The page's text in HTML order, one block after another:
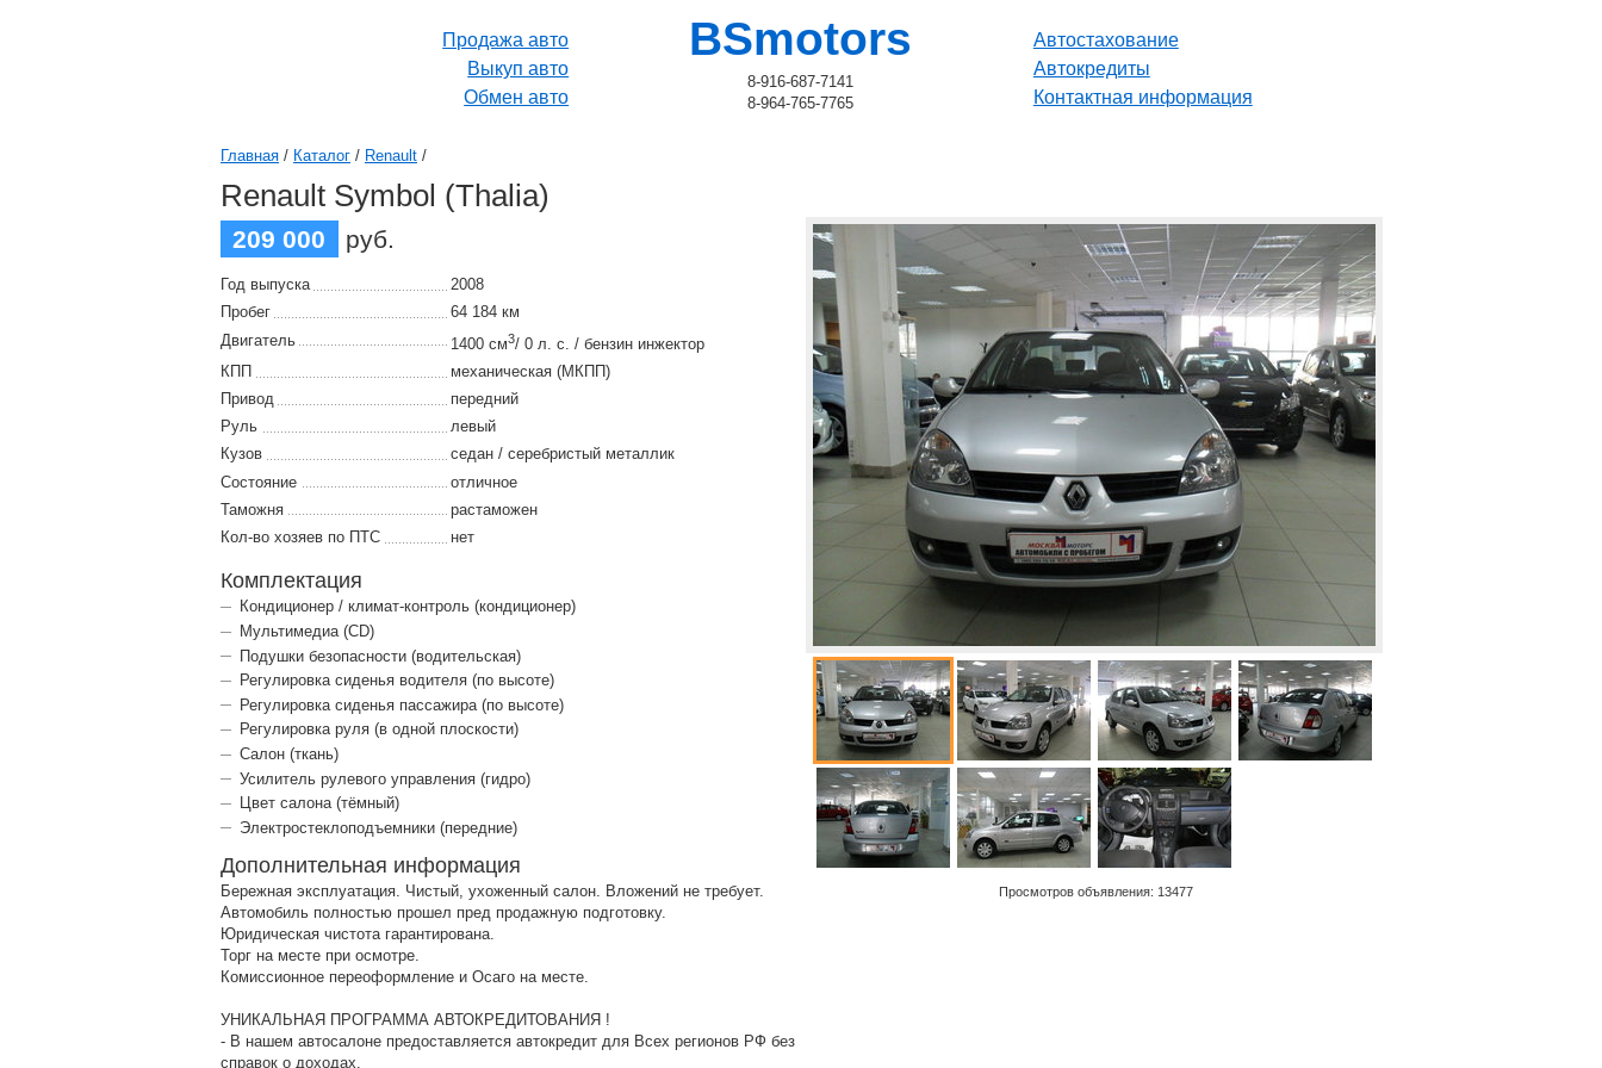
BSmotors
8-916-687-7141
8-964-765-7765
Продажа авто
Выкуп авто
Обмен авто
Автостахование
Автокредиты
Контактная информация
Главная / Каталог / Renault /
Renault Symbol (Thalia)
209 000 руб.
Год выпуска
2008
Пробег
64 184 км
Двигатель
1400 см3/ 0 л. с. / бензин инжектор
КПП
механическая (МКПП)
Привод
передний
Руль
левый
Кузов
седан / серебристый металлик
Состояние
отличное
Таможня
растаможен
Кол-во хозяев по ПТС
нет
Комплектация
Кондиционер / климат-контроль (кондиционер)
Мультимедиа (CD)
Подушки безопасности (водительская)
Регулировка сиденья водителя (по высоте)
Регулировка сиденья пассажира (по высоте)
Регулировка руля (в одной плоскости)
Салон (ткань)
Усилитель рулевого управления (гидро)
Цвет салона (тёмный)
Электростеклоподъемники (передние)
Дополнительная информация
Бережная эксплуатация. Чистый, ухоженный салон. Вложений не требует.
Автомобиль полностью прошел пред продажную подготовку.
Юридическая чистота гарантирована.
Торг на месте при осмотре.
Комиссионное переоформление и Осаго на месте.
УНИКАЛЬНАЯ ПРОГРАММА АВТОКРЕДИТОВАНИЯ !
- В нашем автосалоне предоставляется автокредит для Всех регионов РФ без
справок о доходах.
Просмотров объявления: 13477